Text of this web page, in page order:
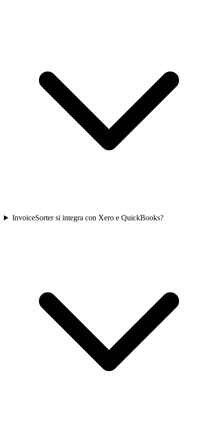
InvoiceSorter si integra con Xero e QuickBooks?